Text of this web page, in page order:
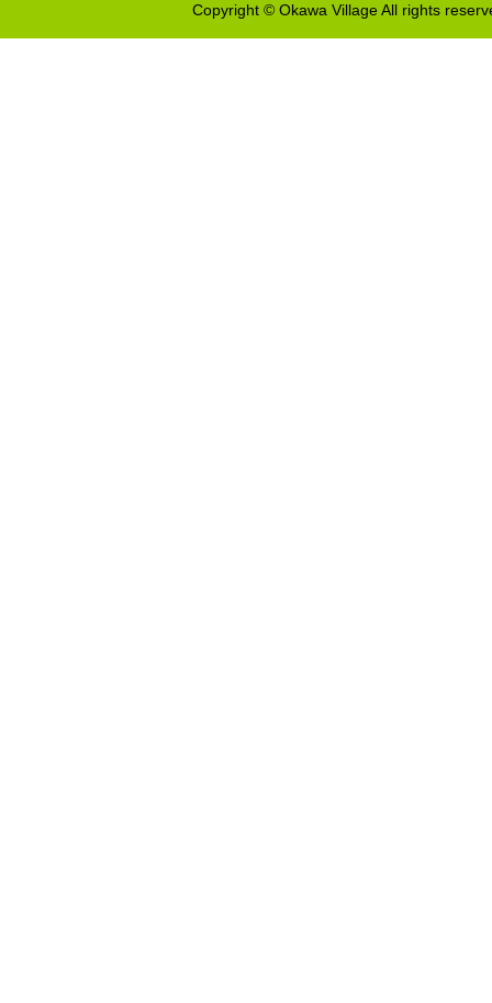
Copyright © Okawa Village All rights